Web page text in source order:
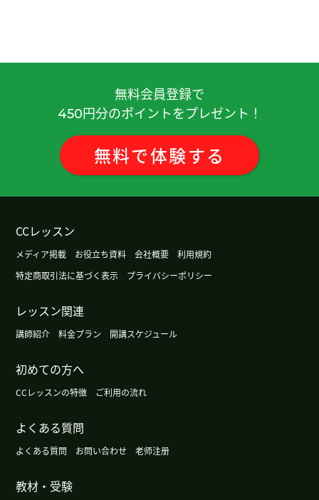
ありがとうございました まじめにがんばりますw
またお願いしまっす( 50代 男性 )
謝謝老師！ ( 20代 男性 )
謝謝老師！
谢谢帮我查句子，还给我介绍用冷敷止痛的方法。
等到我们的时间对上了再见哦！
次见面，但上课时我竟然很轻松得说出来我想说的
事。下次也很期待！( 30代 女性 )
谢谢您的课，很高兴认识您！老师解释很清楚，我
上得很开心，有机会我想去甘肃省旅游。期待下次
無料会員登録で
450円分のポイントをプレゼント！
無料で体験する
CCレッスン
メディア掲載 お役立ち資料 会社概要
利用規約
特定商取引法に基づく表示
プライバシーポリシー
レッスン関連
講師紹介 料金プラン 開講スケジュール
初めての方へ
CCレッスンの特徴 ご利用の流れ
よくある質問
よくある質問 お問い合わせ 老师注册
教材・受験